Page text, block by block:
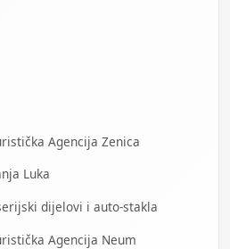
Agencija Zenica
Luka
dijelovi i auto-stakla
Agencija Neum